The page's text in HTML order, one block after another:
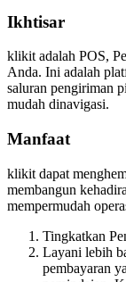
Ikhtisar
klikit adalah POS,
Anda. Ini adalah
saluran pengiriman
mudah dinavigasi.
Manfaat
klikit dapat
membangun
mempermudah
Tingkatkan
Layani lebih
pembayaran